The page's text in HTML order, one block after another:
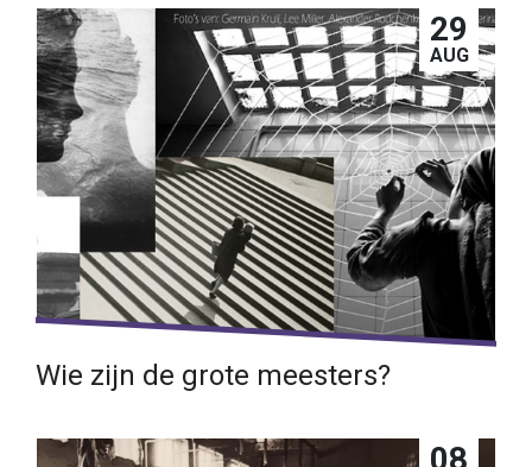
29
AUG
Wie zijn de grote meesters?
Lees verder → 08